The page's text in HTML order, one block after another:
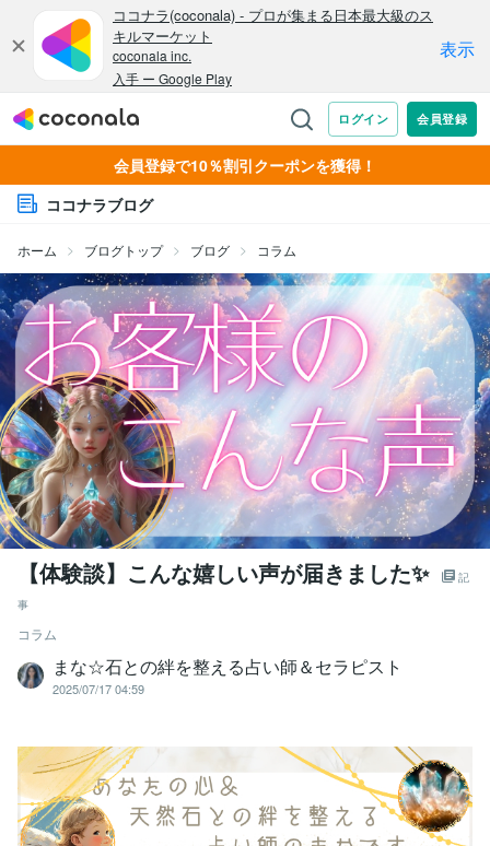
会員登録で10％割引クーポンを獲得！
ココナラブログ
ホーム ブログトップ ブログ コラム
【体験談】こんな嬉しい声が届きました✨
記
事
コラム
まな☆石との絆を整える占い師＆セラピスト
2025/07/17 04:59